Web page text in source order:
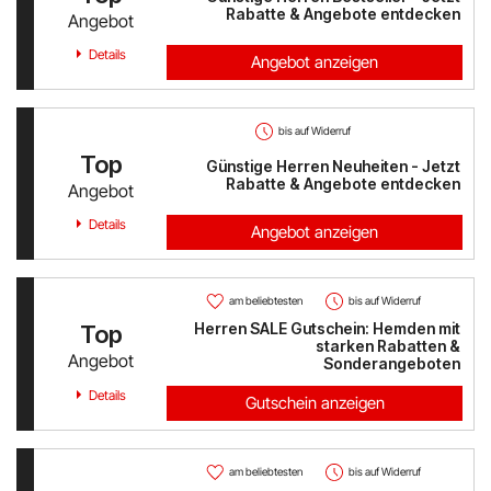
Austrian Airlines
Mr Beam
ALPS RESORTS
Yves Rocher
Douglas
Alle Shops anzeigen
Angebot
Rabatte & Angebote entdecken
Details Angebot anzeigen
bis auf Widerruf
Top
Angebot
Günstige Herren Neuheiten - Jetzt
Rabatte & Angebote entdecken
Details Angebot anzeigen
am beliebtesten bis auf Widerruf
Top
Angebot
Herren SALE Gutschein: Hemden mit
starken Rabatten &
Sonderangeboten
Details Gutschein anzeigen
am beliebtesten bis auf Widerruf